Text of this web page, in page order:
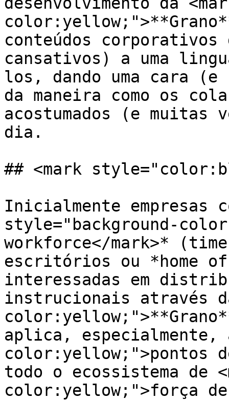
conteúdos corporativos
cansativos) a uma
los, dando uma cara (e
da maneira como os
acostumados (e muitas
dia.
## <mark
Inicialmente empresas
style="background-
workforce</mark>*
escritórios ou *home
interessadas em
instrucionais através
aplica, especialmente,
color:yellow;">pontos
todo o ecossistema de
color:yellow;">força de